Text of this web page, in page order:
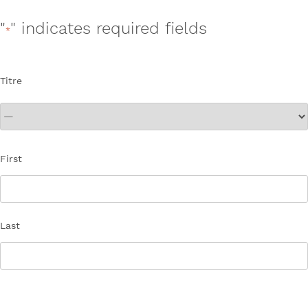
"*" indicates required fields
Titre
Nom
First
Last